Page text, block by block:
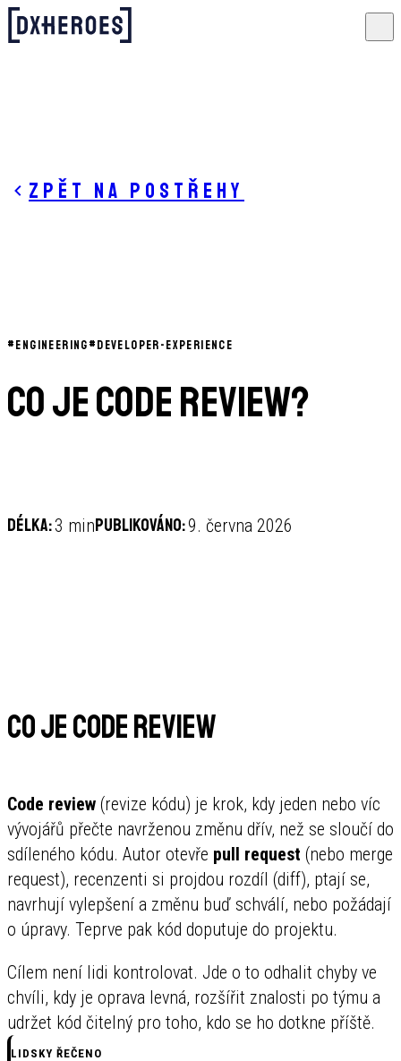
Zpět na postřehy
#ENGINEERING#DEVELOPER-EXPERIENCE
Co je code review?
Délka:3 minPublikováno:9. června 2026
Co je code review
Code review (revize kódu) je krok, kdy jeden nebo víc
vývojářů přečte navrženou změnu dřív, než se sloučí do
sdíleného kódu. Autor otevře pull request (nebo merge
request), recenzenti si projdou rozdíl (diff), ptají se,
navrhují vylepšení a změnu buď schválí, nebo požádají
o úpravy. Teprve pak kód doputuje do projektu.
Cílem není lidi kontrolovat. Jde o to odhalit chyby ve
chvíli, kdy je oprava levná, rozšířit znalosti po týmu a
udržet kód čitelný pro toho, kdo se ho dotkne příště.
LIDSKY ŘEČENO